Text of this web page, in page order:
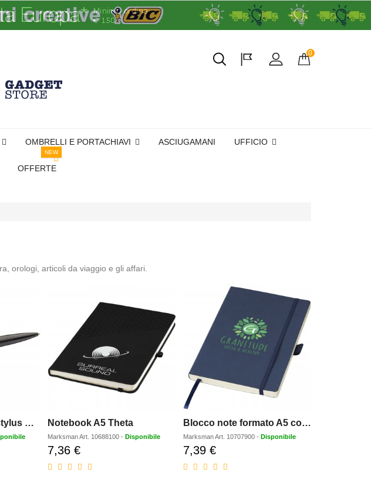
0
OMBRELLI E PORTACHIAVI ASCIUGAMANI UFFICIO
OFFERTE
NEW
orologi, articoli da viaggio e gli affari.
Penna a sfera con stylus Dash Notebook A5 Theta
MarksmanArt. 10688100 - Disponibile
7,36 €Prezzo
scontato
Blocco note formato A5 con copertina morbida Revello
MarksmanArt. 10707900- Disponibile
7,39 €Prezzo
scontato